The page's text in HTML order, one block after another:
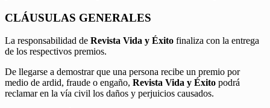
CLÁUSULAS GENERALES
La responsabilidad de Revista Vida y Éxito finaliza con la entrega
de los respectivos premios.
De llegarse a demostrar que una persona recibe un premio por
medio de ardid, fraude o engaño, Revista Vida y Éxito podrá
reclamar en la vía civil los daños y perjuicios causados.